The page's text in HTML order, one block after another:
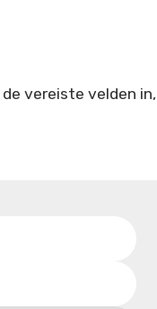
vereiste velden